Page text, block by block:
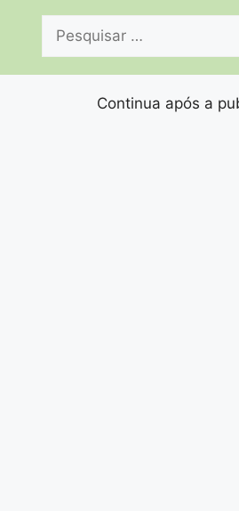
Pesquisar
Continua após a